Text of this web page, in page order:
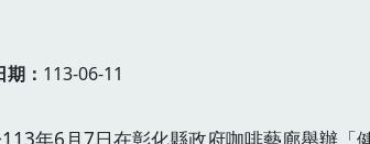
期 113-06-11
年6月7日在彰化縣政府咖啡藝廊舉辦「